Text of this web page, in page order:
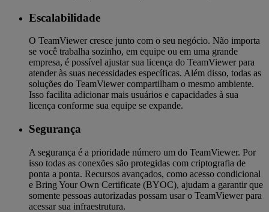
Escalabilidade
O TeamViewer cresce junto com o seu negócio. Não importa
se você trabalha sozinho, em equipe ou em uma grande
empresa, é possível ajustar sua licença do TeamViewer para
atender às suas necessidades específicas. Além disso, todas as
soluções do TeamViewer compartilham o mesmo ambiente.
Isso facilita adicionar mais usuários e capacidades à sua
licença conforme sua equipe se expande.
Segurança
A segurança é a prioridade número um do TeamViewer. Por
isso todas as conexões são protegidas com criptografia de
ponta a ponta. Recursos avançados, como acesso condicional
e Bring Your Own Certificate (BYOC), ajudam a garantir que
somente pessoas autorizadas possam usar o TeamViewer para
acessar sua infraestrutura.